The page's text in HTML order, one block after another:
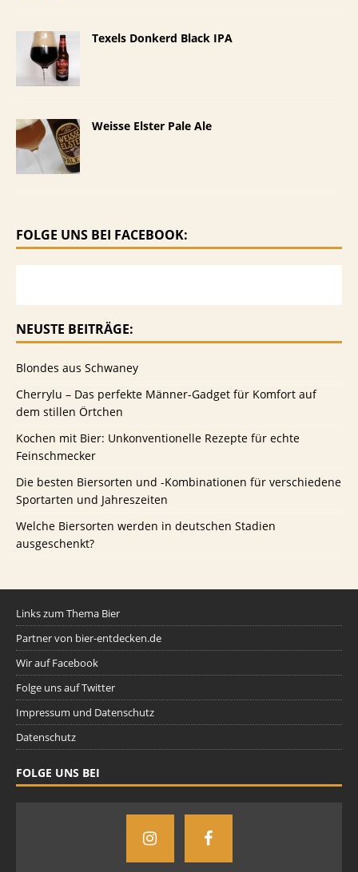
Texels Donkerd Black IPA
Weisse Elster Pale Ale
FOLGE UNS BEI FACEBOOK:
NEUSTE BEITRÄGE:
Blondes aus Schwaney
Cherrylu – Das perfekte Männer-Gadget für Komfort auf
dem stillen Örtchen
Kochen mit Bier: Unkonventionelle Rezepte für echte
Feinschmecker
Die besten Biersorten und -Kombinationen für verschiedene
Sportarten und Jahreszeiten
Welche Biersorten werden in deutschen Stadien
ausgeschenkt?
Links zum Thema Bier
Partner von bier-entdecken.de
Wir auf Facebook
Folge uns auf Twitter
Impressum und Datenschutz
Datenschutz
FOLGE UNS BEI